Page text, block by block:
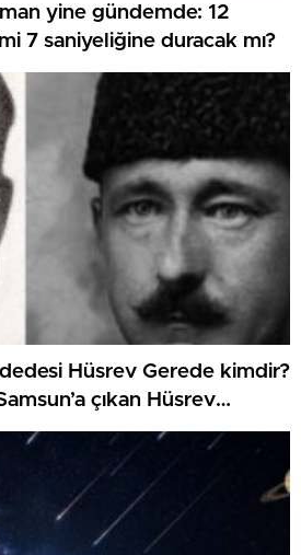
yine gündemde: 12
7 saniyeliğine duracak mı?
Hüsrev Gerede kimdir?
çıkan Hüsrev